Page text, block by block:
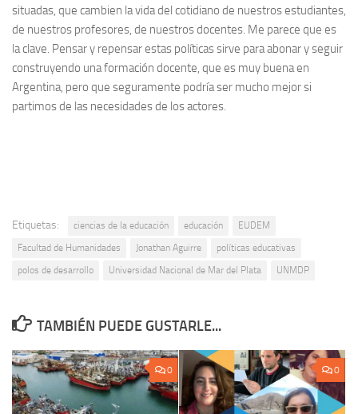
situadas, que cambien la vida del cotidiano de nuestros estudiantes,
de nuestros profesores, de nuestros docentes. Me parece que es
la clave. Pensar y repensar estas políticas sirve para abonar y seguir
construyendo una formación docente, que es muy buena en
Argentina, pero que seguramente podría ser mucho mejor si
partimos de las necesidades de los actores.
Etiquetas: ciencias de la educación educación
EUDEM
Facultad de Humanidades
Jonathan Aguirre
políticas educativas
polos de desarrollo
Universidad Nacional de Mar del Plata UNMDP
TAMBIÉN PUEDE GUSTARLE...
0 0